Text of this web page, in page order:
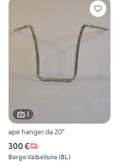
3
ape hanger da 20"
300 €
Borgo Valbelluna (BL)